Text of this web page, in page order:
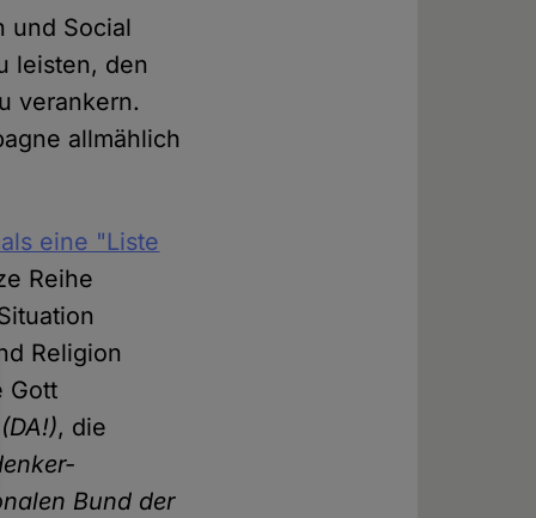
und Social
leisten, den
verankern.
allmählich
eine "Liste
Reihe
Religion
Gott
(DA!), die
Bund der